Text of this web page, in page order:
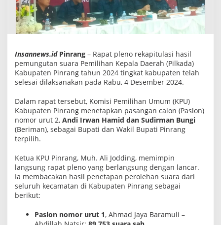
B
u
p
a
t
i
n
r
a
n
T
e
r
p
i
2
0
2
4
,
U
T
Insannews.id Pinrang – Rapat pleno rekapitulasi hasil
pemungutan suara Pemilihan Kepala Daerah (Pilkada)
Kabupaten Pinrang tahun 2024 tingkat kabupaten telah
selesai dilaksanakan pada Rabu, 4 Desember 2024.
Dalam rapat tersebut, Komisi Pemilihan Umum (KPU)
Kabupaten Pinrang menetapkan pasangan calon (Paslon)
nomor urut 2, Andi Irwan Hamid dan Sudirman Bungi
(Beriman), sebagai Bupati dan Wakil Bupati Pinrang
terpilih.
Ketua KPU Pinrang, Muh. Ali Jodding, memimpin
langsung rapat pleno yang berlangsung dengan lancar.
Ia membacakan hasil penetapan perolehan suara dari
seluruh kecamatan di Kabupaten Pinrang sebagai
berikut:
Paslon nomor urut 1, Ahmad Jaya Baramuli –